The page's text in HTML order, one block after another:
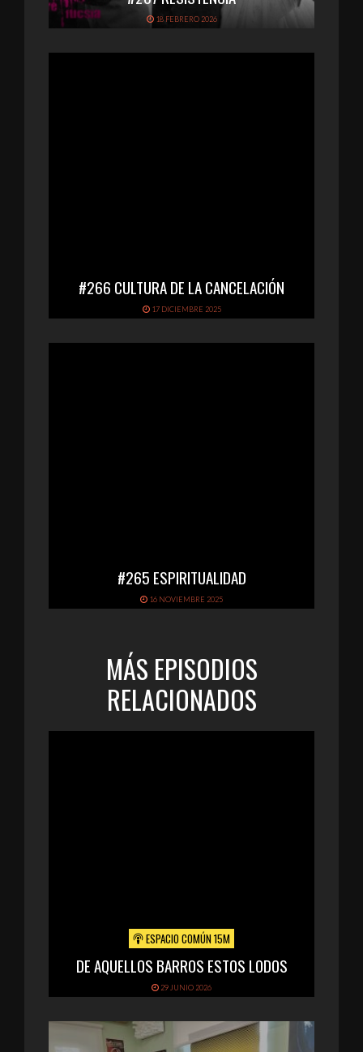
18 FEBRERO 2026
#266 CULTURA DE LA CANCELACIÓN
17 DICIEMBRE 2025
#265 ESPIRITUALIDAD
16 NOVIEMBRE 2025
MÁS EPISODIOS
RELACIONADOS
ESPACIO COMÚN 15M
DE AQUELLOS BARROS ESTOS LODOS
29 JUNIO 2026